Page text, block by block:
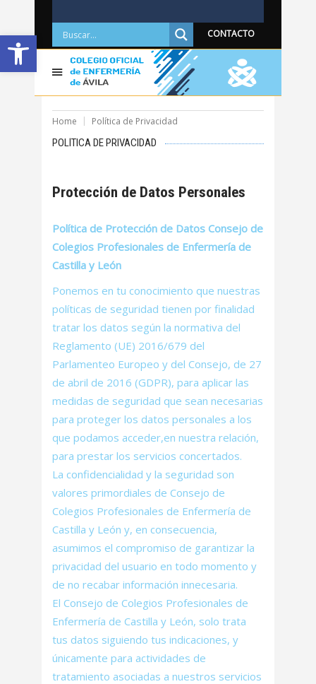
Abrir barra de herramientas CONTACTO
Home Política de Privacidad
POLÍTICA DE PRIVACIDAD
Protección de Datos Personales
Política de Protección de Datos Consejo de
Colegios Profesionales de Enfermería de
Castilla y León
Ponemos en tu conocimiento que nuestras
políticas de seguridad tienen por finalidad
tratar los datos según la normativa del
Reglamento (UE) 2016/679 del
Parlamenteo Europeo y del Consejo, de 27
de abril de 2016 (GDPR), para aplicar las
medidas de seguridad que sean necesarias
para proteger los datos personales a los
que podamos acceder,en nuestra relación,
para prestar los servicios concertados.
La confidencialidad y la seguridad son
valores primordiales de Consejo de
Colegios Profesionales de Enfermería de
Castilla y León y, en consecuencia,
asumimos el compromiso de garantizar la
privacidad del usuario en todo momento y
de no recabar información innecesaria.
El Consejo de Colegios Profesionales de
Enfermería de Castilla y León, solo trata
tus datos siguiendo tus indicaciones, y
únicamente para actividades de
tratamiento asociadas a nuestros servicios